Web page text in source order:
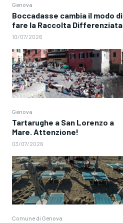
Genova
Boccadasse cambia il modo di
fare la Raccolta Differenziata
10/07/2026
Genova
Tartarughe a San Lorenzo a
Mare. Attenzione!
03/07/2026
Comune di Genova